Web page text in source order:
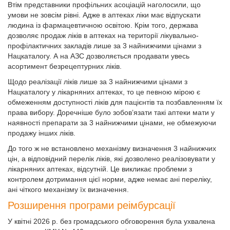
Втім представники профільних асоціацій наголосили, що
умови не зовсім рівні. Адже в аптеках ліки має відпускати
людина із фармацевтичною освітою. Крім того, держава
дозволяє продаж ліків в аптеках на території лікувально-
профілактичних закладів лише за 3 найнижчими цінами з
Нацкаталогу. А на АЗС дозволяється продавати увесь
асортимент безрецептурних ліків.
Щодо реалізації ліків лише за 3 найнижчими цінами з
Нацкаталогу у лікарняних аптеках, то це певною мірою є
обмеженням доступності ліків для пацієнтів та позбавленням їх
права вибору. Доречніше було зобов’язати такі аптеки мати у
наявності препарати за 3 найнижчими цінами, не обмежуючи
продажу інших ліків.
До того ж не встановлено механізму визначення 3 найнижчих
цін, а відповідний перелік ліків, які дозволено реалізовувати у
лікарняних аптеках, відсутній. Це викликає проблеми з
контролем дотримання цієї норми, адже немає ані переліку,
ані чіткого механізму їх визначення.
Розширення програми реімбурсації
У квітні 2026 р. без громадського обговорення була ухвалена